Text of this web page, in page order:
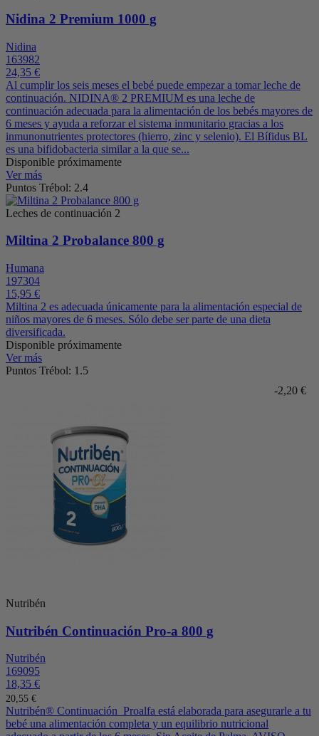
Nidina 2 Premium 1000 g
Nidina
163982
24,35 €
Al cumplir los seis meses el bebé puede empezar a tomar leche de
continuación. NIDINA® 2 PREMIUM es una leche de
continuación adecuada para la alimentación de los bebés mayores de
6 meses y ayuda a reforzar el sistema inmunitario gracias a los
inmunonutrientes protectores (hierro, zinc y selenio). El Bífidus BL
es una bifidobacteria similar a la que se...
Disponible próximamente
Ver más
Puntos Trébol: 2.4
Leches de continuación 2
Miltina 2 Probalance 800 g
Humana
197304
15,95 €
Miltina 2 es adecuada únicamente para la alimentación especial de
niños mayores de 6 meses. Sólo debe ser parte de una dieta
diversificada.
Disponible próximamente
Ver más
Puntos Trébol: 1.5
-2,20 €
Nutribén
Nutribén Continuación Pro-a 800 g
Nutribén
169095
18,35 €
20,55 €
Nutribén® Continuación Proalfa está elaborada para asegurarle a tu
bebé una alimentación completa y un equilibrio nutricional